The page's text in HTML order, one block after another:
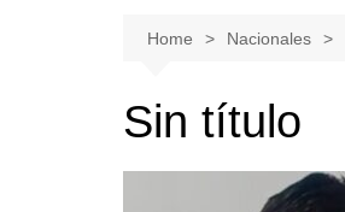
Home Nacionales
Sin título